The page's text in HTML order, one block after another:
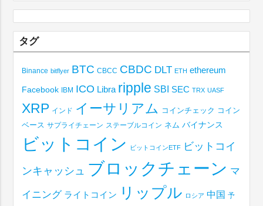
タグ
Binance bitflyer BTC CBCC CBDC DLT ETH ethereum
Facebook IBM ICO Libra ripple SBI SEC TRX UASF
XRP インド イーサリアム コインチェック コイン
ベース サプライチェーン ステーブルコイン ネム バイナンス
ビットコイン ビットコインETF ビットコイ
ンキャッシュ ブロックチェーン マ
イニング ライトコイン リップル ロシア 中国 予